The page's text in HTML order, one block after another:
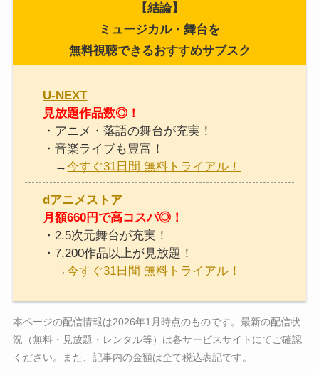
【結論】
ミュージカル・舞台を
無料視聴できるおすすめサブスク
U-NEXT
見放題作品数◎！
・アニメ・落語の舞台が充実！
・音楽ライブも豊富！
→今すぐ31日間 無料トライアル！
dアニメストア
月額660円で高コスパ◎！
・2.5次元舞台が充実！
・7,200作品以上が見放題！
→今すぐ31日間 無料トライアル！
本ページの配信情報は2026年1月時点のものです。最新の配信状
況（無料・見放題・レンタル等）は各サービスサイトにてご確認
ください。また、記事内の金額は全て税込表記です。